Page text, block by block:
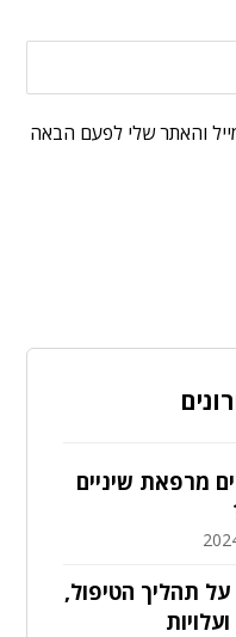
והאתר שלי לפעם הבאה
מרפאת שיניים
על תהליך הטיפול,